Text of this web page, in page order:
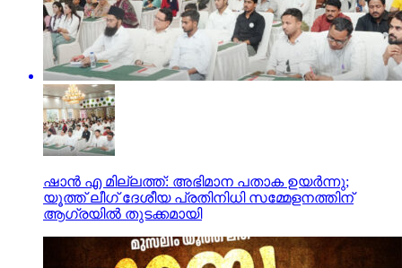
ഷാന്‍ എ മില്ലത്ത്: അഭിമാന പതാക ഉയര്‍ന്നു;
യൂത്ത് ലീഗ് ദേശീയ പ്രതിനിധി സമ്മേളനത്തിന്
ആഗ്രയില്‍ തുടക്കമായി